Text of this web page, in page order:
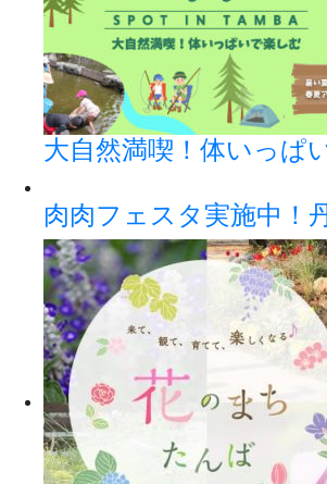
大自然満喫！体いっぱ
肉肉フェスタ実施中！